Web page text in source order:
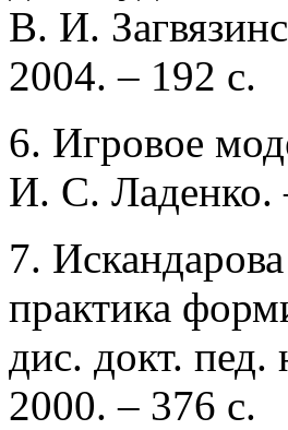
В. И.
2004. – 192 с.
6. Игровое
И. С. Ладенко.
7.
практика
дис. докт.
2000. – 376 с.